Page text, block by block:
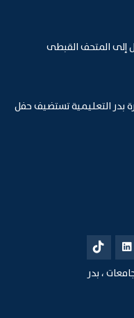
إلى المتحف القبطى
بدر التعليمية تستضيف حفل
، بدر